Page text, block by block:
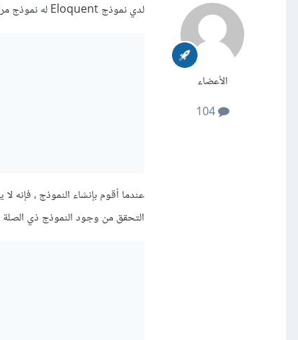
الأعضاء
104
لدي نموذج Eloquent له نموذج مرتبط:
عندما أقوم بإنشاء النموذج ،
التحقق من وجود النموذج ذي الصلة